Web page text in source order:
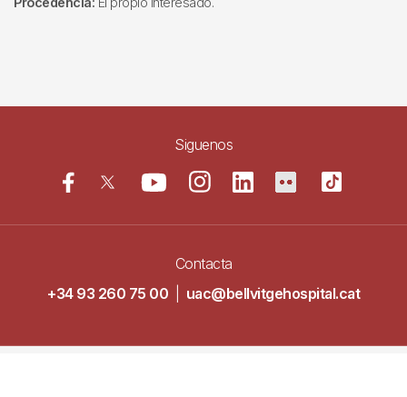
Siguenos
Contacta
+34 93 260 75 00
uac@bellvitgehospital.cat